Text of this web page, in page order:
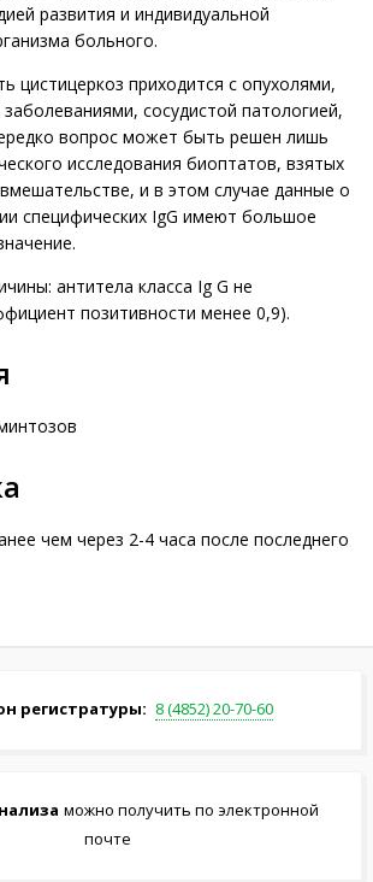
развития и индивидуальной
больного.
цистицеркоз приходится с опухолями,
сосудистой патологией,
вопрос может быть решен лишь
исследования биоптатов, взятых
и в этом случае данные о
специфических IgG имеют большое
антитела класса Ig G не
позитивности менее 0,9).
чем через 2-4 часа после последнего
регистратуры: 8 (4852) 20-70-60
можно получить по электронной
почте